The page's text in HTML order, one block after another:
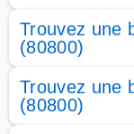
Trouvez une
(80800)
Trouvez une
(80800)